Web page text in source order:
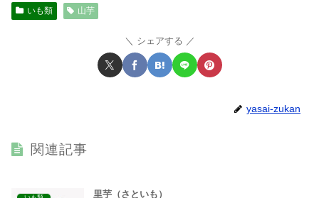
いも類 山芋
シェアする
yasai-zukan
関連記事
里芋（さといも）